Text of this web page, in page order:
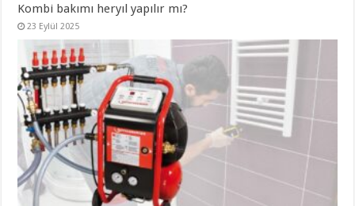
Kombi bakımı heryıl yapılır mı?
23 Eylül 2025